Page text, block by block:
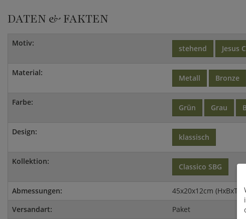
DATEN & FAKTEN
Motiv:
stehend Jesus
Material:
Metall Bronze
Farbe:
Grün Grau
Design:
klassisch
Kollektion:
Classico SBG
Abmessungen:
45x20x12cm (HxBxT)
Versandart:
Paket